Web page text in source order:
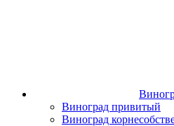
Виноград привитый
Виноград